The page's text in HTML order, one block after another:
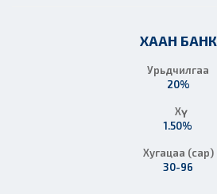
ХААН БАНК
Урьдчилгаа
20%
Хүү
1.50%
Хугацаа (сар)
30-96